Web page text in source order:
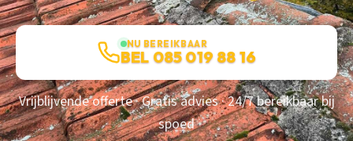
NU BEREIKBAAR
BEL 085 019 88 16
Vrijblijvende offerte · Gratis advies · 24/7 bereikbaar bij
spoed